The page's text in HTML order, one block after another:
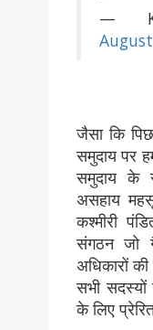
—
जैसा कि
समुदाय पर
समुदाय के
असहाय
कश्मीरी
संगठन जो
अधिकारों
सभी
के लिए